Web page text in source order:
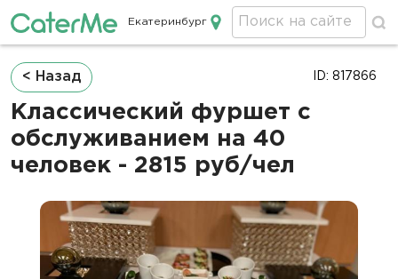
Кейтеринг в Екатеринбурге
Екатеринбург
Строка
навигации
< Назад
Классический фуршет с
обслуживанием на 40
человек - 2815 руб/чел
ID: 817866